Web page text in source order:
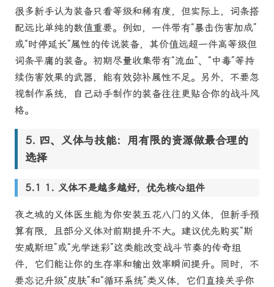
很多新手认为装备只看等级和稀有度，但实际上，词条搭
配远比单纯的数值重要。例如，一件带有“暴击伤害加成”
或“时停延长”属性的传说装备，其价值远超一件高等级但
词条平庸的装备。初期尽量收集带有“流血”、“中毒”等持
续伤害效果的武器，能有效弥补属性不足。另外，不要忽
视制作系统，自己动手制作的装备往往更贴合你的战斗风
格。
四、义体与技能：用有限的资源做最合理的
选择
1. 义体不是越多越好，优先核心组件
夜之城的义体医生能为你安装五花八门的义体，但新手预
算有限，且部分义体对前期提升不大。建议优先购买“斯
安威斯坦”或“光学迷彩”这类能改变战斗节奏的传奇组
件，它们能让你的生存率和输出效率瞬间提升。同时，不
要忘记升级“皮肤”和“循环系统”类义体，它们直接关乎你